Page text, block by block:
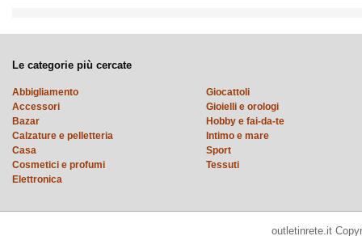
Le categorie più cercate
Abbigliamento
Accessori
Bazar
Calzature e pelletteria
Casa
Cosmetici e profumi
Elettronica
Giocattoli
Gioielli e orologi
Hobby e fai-da-te
Intimo e mare
Sport
Tessuti
outletinrete.it